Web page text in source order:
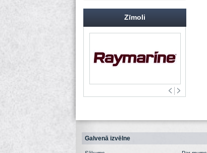
Zīmoli
Galvenā izvēlne